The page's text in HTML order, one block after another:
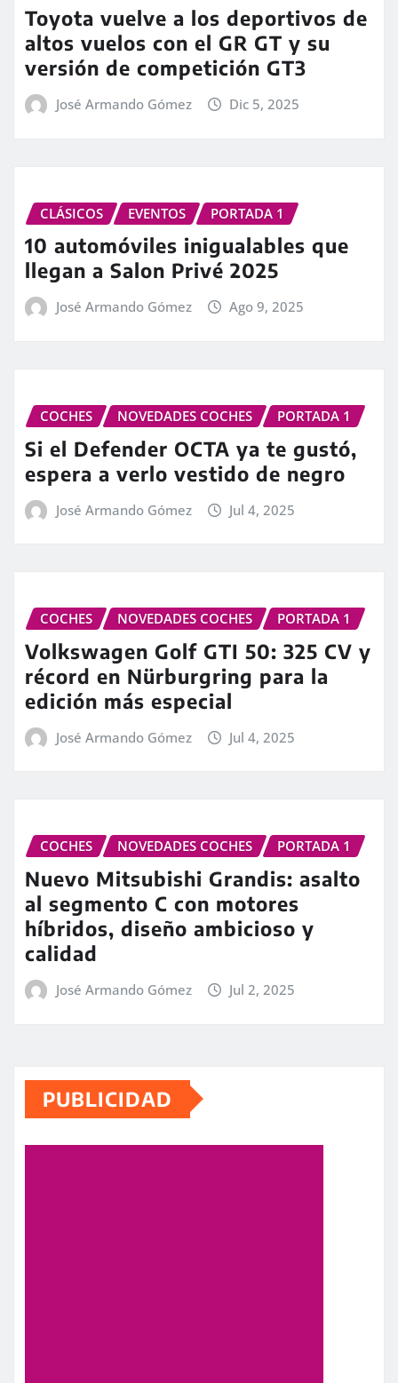
Toyota vuelve a los deportivos de
altos vuelos con el GR GT y su
versión de competición GT3
José Armando Gómez Dic 5, 2025
CLÁSICOS EVENTOS PORTADA 1
10 automóviles inigualables que
llegan a Salon Privé 2025
José Armando Gómez Ago 9, 2025
COCHES NOVEDADES COCHES PORTADA 1
Si el Defender OCTA ya te gustó,
espera a verlo vestido de negro
José Armando Gómez Jul 4, 2025
COCHES NOVEDADES COCHES PORTADA 1
Volkswagen Golf GTI 50: 325 CV y
récord en Nürburgring para la
edición más especial
José Armando Gómez Jul 4, 2025
COCHES NOVEDADES COCHES PORTADA 1
Nuevo Mitsubishi Grandis: asalto
al segmento C con motores
híbridos, diseño ambicioso y
calidad
José Armando Gómez Jul 2, 2025
PUBLICIDAD